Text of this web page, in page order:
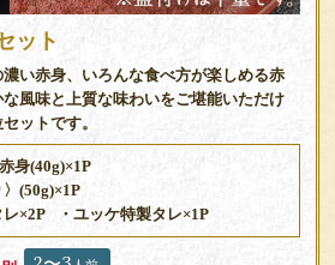
ット
い赤身、いろんな食べ方が楽しめる赤
風味と上質な味わいをご堪能いただけ
ットです。
赤身(40g)×1P
(50g)×1P
レ×2P
・ユッケ特製タレ×1P